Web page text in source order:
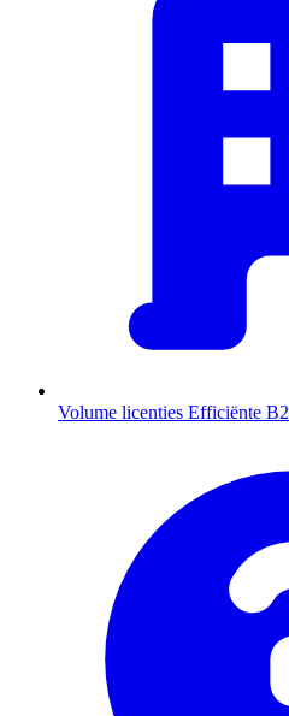
Volume licenties Efficiënte